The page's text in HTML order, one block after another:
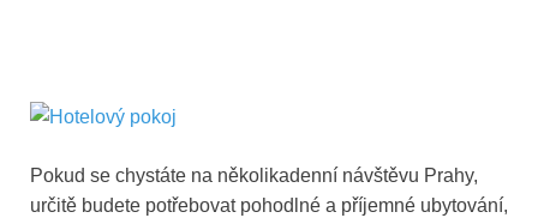
Pokud se chystáte na několikadenní návštěvu Prahy,
určitě budete potřebovat pohodlné a příjemné ubytování,